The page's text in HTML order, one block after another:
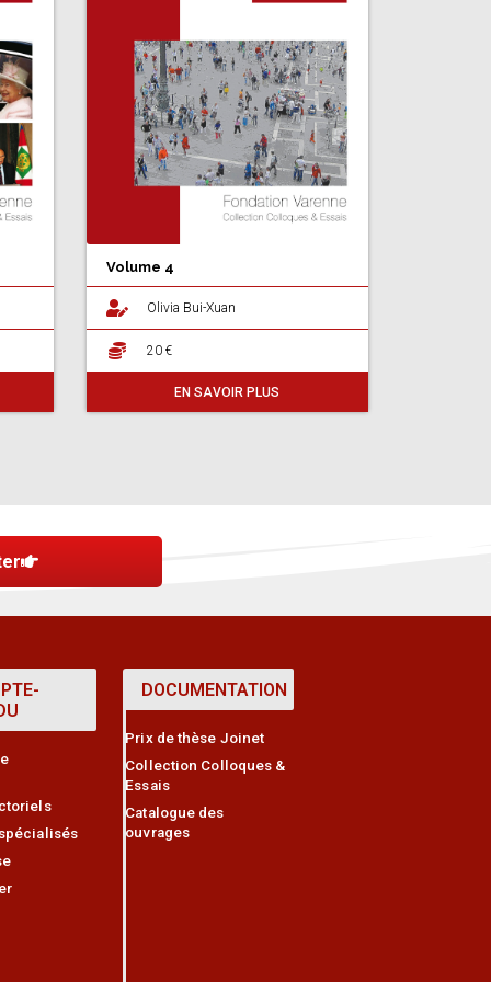
Volume 4
Olivia Bui-Xuan
20 €
EN SAVOIR PLUS
DOCUMENTATION
Prix de thèse Joinet
Collection Colloques &
Essais
Catalogue des
ouvrages